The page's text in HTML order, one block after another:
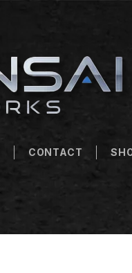
CONTACT